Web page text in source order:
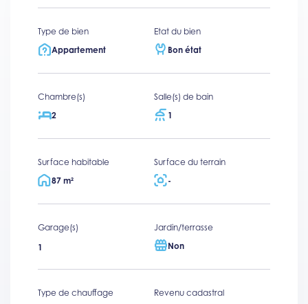
Type de bien
Appartement
Etat du bien
Bon état
Chambre(s)
2
Salle(s) de bain
1
Surface habitable
87 m²
Surface du terrain
-
Garage(s)
1
Jardin/terrasse
Non
Type de chauffage
Revenu cadastral